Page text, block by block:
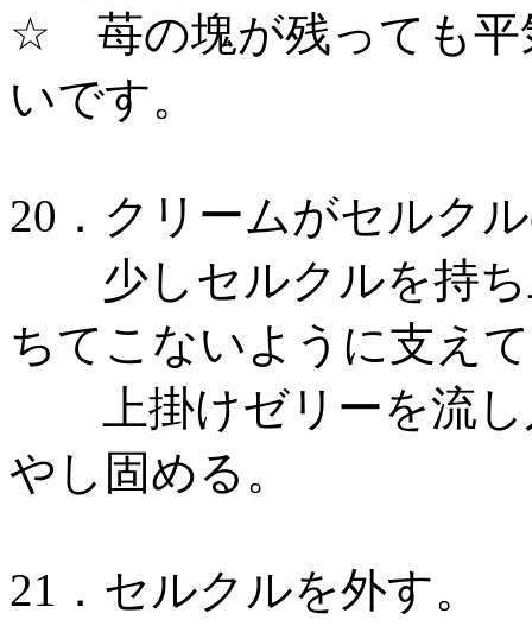
☆ 苺の塊が残っても平
いです。
20．クリームがセルク
少しセルクルを持ち
ちてこないように支え
上掛けゼリーを流し
やし固める。
21．セルクルを外す。